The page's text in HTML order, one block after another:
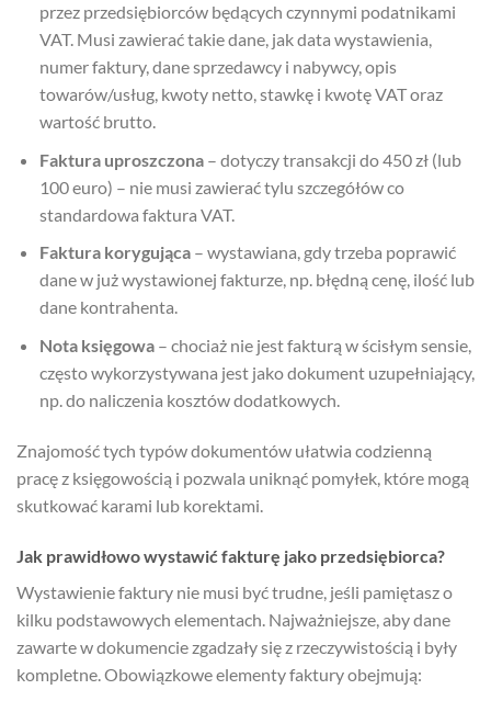
przez przedsiębiorców będących czynnymi podatnikami
VAT. Musi zawierać takie dane, jak data wystawienia,
numer faktury, dane sprzedawcy i nabywcy, opis
towarów/usług, kwoty netto, stawkę i kwotę VAT oraz
wartość brutto.
Faktura uproszczona– dotyczy transakcji do 450 zł (lub
100 euro) – nie musi zawierać tylu szczegółów co
standardowa faktura VAT.
Faktura korygująca– wystawiana, gdy trzeba poprawić
dane w już wystawionej fakturze, np. błędną cenę, ilość lub
dane kontrahenta.
Nota księgowa– chociaż nie jest fakturą w ścisłym sensie,
często wykorzystywana jest jako dokument uzupełniający,
np. do naliczenia kosztów dodatkowych.
Znajomość tych typów dokumentów ułatwia codzienną
pracę z księgowością i pozwala uniknąć pomyłek, które mogą
skutkować karami lub korektami.
Jak prawidłowo wystawić fakturę jako przedsiębiorca?
Wystawienie faktury nie musi być trudne, jeśli pamiętasz o
kilku podstawowych elementach. Najważniejsze, aby dane
zawarte w dokumencie zgadzały się z rzeczywistością i były
kompletne. Obowiązkowe elementy faktury obejmują: